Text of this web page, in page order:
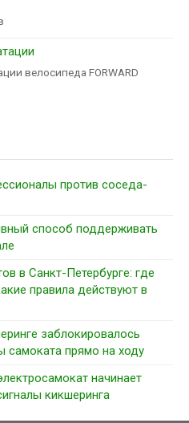
велосипеда FORWARD
против соседа-
способ поддерживать
в Санкт-Петербурге: где
правила действуют в
заблокировалось
самоката прямо на ходу
начинает
кикшеринга